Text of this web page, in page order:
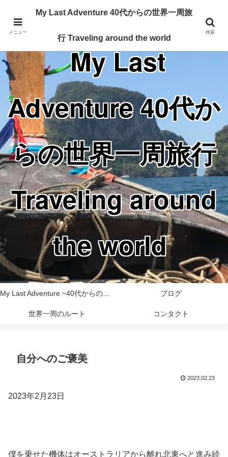
Traveling around the world from my 40's
My Last
Adventure 40代か
らの世界一周旅行
Traveling around
the world
My Last Adventure ~40代からの世界一周旅行記~ ブログ
世界一周のルート コンタクト
自分へのご褒美
2023.02.23
2023年2月23日
僕を乗せた機体はオーストラリアから離れ北東へと進み続
メニュー
My Last Adventure 40代からの世界一周旅
行 Traveling around the world
検索